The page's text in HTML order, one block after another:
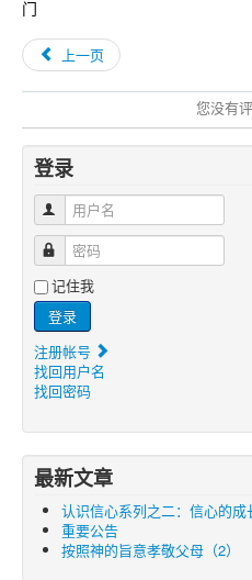
门
上一页
您没有
登录
用户名
密码
记住我
登录
注册帐号
找回用户名
找回密码
最新文章
认识信心系列之二：信心的成
重要公告
按照神的旨意孝敬父母（2）